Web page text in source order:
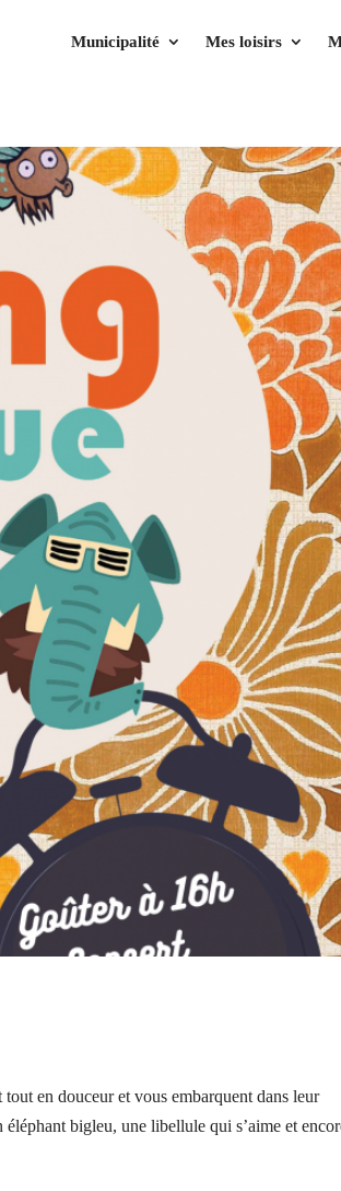
Municipalité Mes loisirs
en douceur et vous embarquent dans leur
bigleu, une libellule qui s’aime et